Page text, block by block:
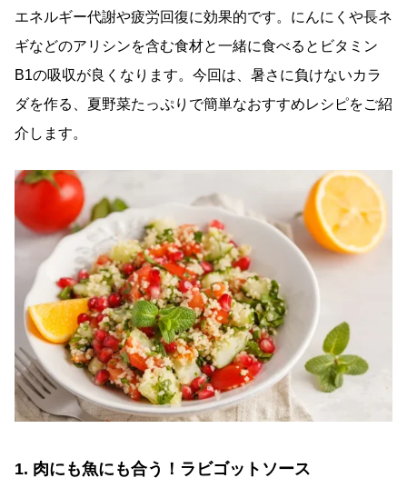
エネルギー代謝や疲労回復に効果的です。にんにくや長ネ
ギなどのアリシンを含む食材と一緒に食べるとビタミン
B1の吸収が良くなります。今回は、暑さに負けないカラ
ダを作る、夏野菜たっぷりで簡単なおすすめレシピをご紹
介します。
1. 肉にも魚にも合う！ラビゴットソース